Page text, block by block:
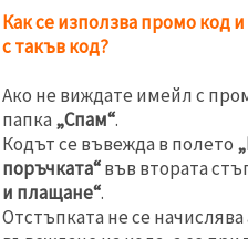
Как се използва промо код
с такъв код?
Ако не виждате имейл с
папка „Спам“.
Кодът се въвежда в полето
поръчката“във втората
и плащане“.
Отстъпката не се